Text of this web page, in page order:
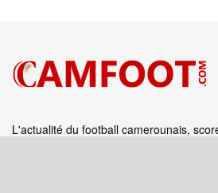
L'actualité du football camerounais,